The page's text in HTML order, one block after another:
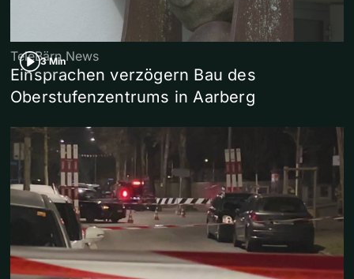
3 Min
TeleBärn News
Einsprachen verzögern Bau des
Oberstufenzentrums in Aarberg